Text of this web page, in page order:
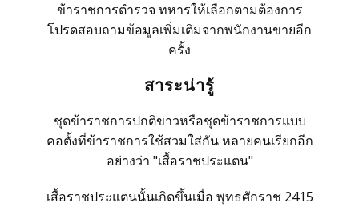
ข้าราชการตำรวจ ทหารให้เลือกตามต้องการ
โปรดสอบถามข้อมูลเพิ่มเติมจากพนักงานขายอีก
ครั้ง
สาระน่ารู้
ชุดข้าราชการปกติขาวหรือชุดข้าราชการแบบ
คอตั้งที่ข้าราชการใช้สวมใส่กัน หลายคนเรียกอีก
อย่างว่า "เสื้อราชประแตน"
เสื้อราชประแตนนั้นเกิดขึ้นเมื่อ พุทธศักราช 2415